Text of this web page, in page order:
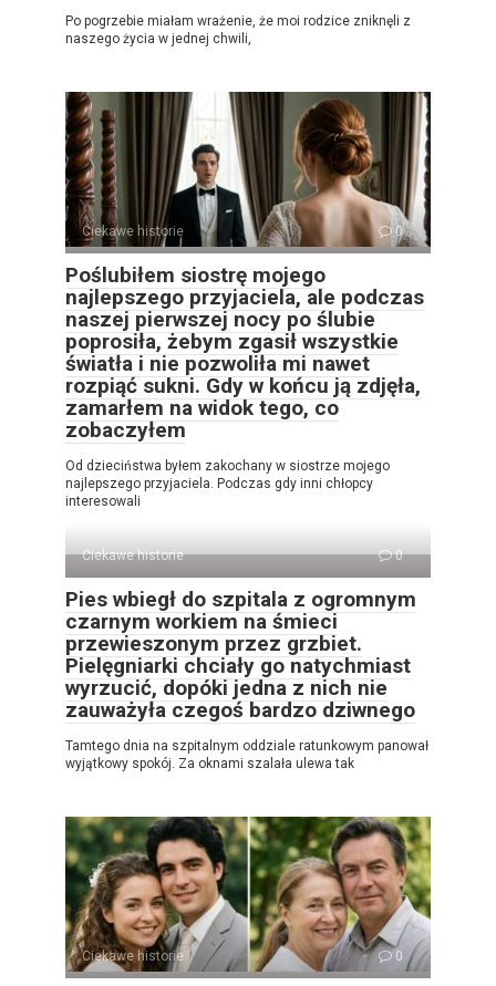
Po pogrzebie miałam wrażenie, że moi rodzice zniknęli z
naszego życia w jednej chwili,
Ciekawe historie 0
Poślubiłem siostrę mojego
najlepszego przyjaciela, ale podczas
naszej pierwszej nocy po ślubie
poprosiła, żebym zgasił wszystkie
światła i nie pozwoliła mi nawet
rozpiąć sukni. Gdy w końcu ją zdjęła,
zamarłem na widok tego, co
zobaczyłem
Od dzieciństwa byłem zakochany w siostrze mojego
najlepszego przyjaciela. Podczas gdy inni chłopcy
interesowali
Ciekawe historie 0
Pies wbiegł do szpitala z ogromnym
czarnym workiem na śmieci
przewieszonym przez grzbiet.
Pielęgniarki chciały go natychmiast
wyrzucić, dopóki jedna z nich nie
zauważyła czegoś bardzo dziwnego
Tamtego dnia na szpitalnym oddziale ratunkowym panował
wyjątkowy spokój. Za oknami szalała ulewa tak
Ciekawe historie 0